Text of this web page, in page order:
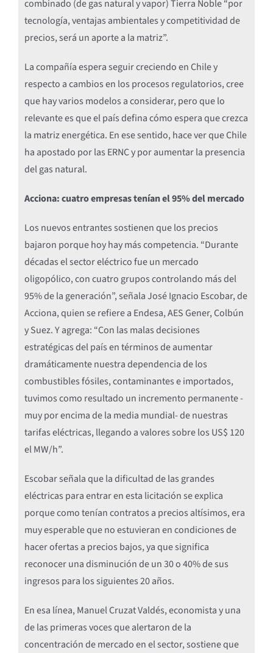
combinado (de gas natural y vapor) Tierra Noble “por
tecnología, ventajas ambientales y competitividad de
precios, será un aporte a la matriz”.
La compañía espera seguir creciendo en Chile y
respecto a cambios en los procesos regulatorios, cree
que hay varios modelos a considerar, pero que lo
relevante es que el país defina cómo espera que crezca
la matriz energética. En ese sentido, hace ver que Chile
ha apostado por las ERNC y por aumentar la presencia
del gas natural.
Acciona: cuatro empresas tenían el 95% del mercado
Los nuevos entrantes sostienen que los precios
bajaron porque hoy hay más competencia. “Durante
décadas el sector eléctrico fue un mercado
oligopólico, con cuatro grupos controlando más del
95% de la generación”, señala José Ignacio Escobar, de
Acciona, quien se refiere a Endesa, AES Gener, Colbún
y Suez. Y agrega: “Con las malas decisiones
estratégicas del país en términos de aumentar
dramáticamente nuestra dependencia de los
combustibles fósiles, contaminantes e importados,
tuvimos como resultado un incremento permanente -
muy por encima de la media mundial- de nuestras
tarifas eléctricas, llegando a valores sobre los US$ 120
el MW/h”.
Escobar señala que la dificultad de las grandes
eléctricas para entrar en esta licitación se explica
porque como tenían contratos a precios altísimos, era
muy esperable que no estuvieran en condiciones de
hacer ofertas a precios bajos, ya que significa
reconocer una disminución de un 30 o 40% de sus
ingresos para los siguientes 20 años.
En esa línea, Manuel Cruzat Valdés, economista y una
de las primeras voces que alertaron de la
concentración de mercado en el sector, sostiene que